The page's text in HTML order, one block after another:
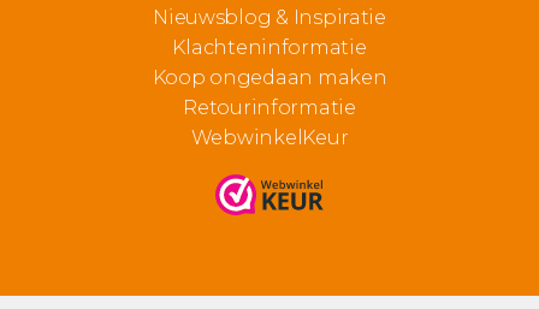
Nieuwsblog & Inspiratie
Klachteninformatie
Koop ongedaan maken
Retourinformatie
WebwinkelKeur